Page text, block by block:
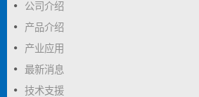
公司介绍
产品介绍
产业应用
最新消息
技术支援